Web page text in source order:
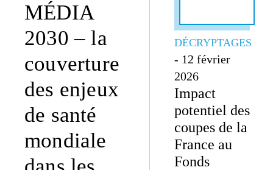
MÉDIA
2030 – la
couverture
des enjeux
de santé
mondiale
DÉCRYPTAGES
- 12 février
2026
Impact
potentiel des
coupes de la
France au
Fonds